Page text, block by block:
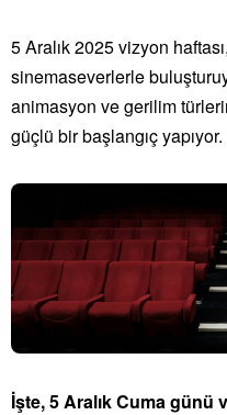
5 Aralık 2025 vizyon
sinemaseverlerle
animasyon ve gerilim
güçlü bir başlangıç yapıyor.
İşte, 5 Aralık Cuma